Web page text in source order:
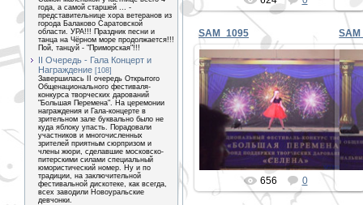
года, а самой старшей ... -
представительнице хора ветеранов из
города Балаково Саратовской
области. УРА!!! Праздник песни и
танца на Чёрном море продолжается!!!
Пой, танцуй - "Приморская"!!!
II Очередь - Гала Концерт и
Награждение [108]
Завершилась II очередь Открытого
Общенационального фестиваля-
конкурса творческих дарований
"Большая Перемена". На церемонии
награждения и Гала-концерте в
зрительном зале буквально было не
куда яблоку упасть. Порадовали
участников и многочисленных
зрителей приятным сюрпризом и
члены жюри, сделавшие московско-
питерскими силами специальный
юмористический номер. Ну и по
традиции, на заключительной
фестивальной дискотеке, как всегда,
всех заводили Новоуральские
девчонки.
SAM_1095
31.12.2019
PETER
656 0